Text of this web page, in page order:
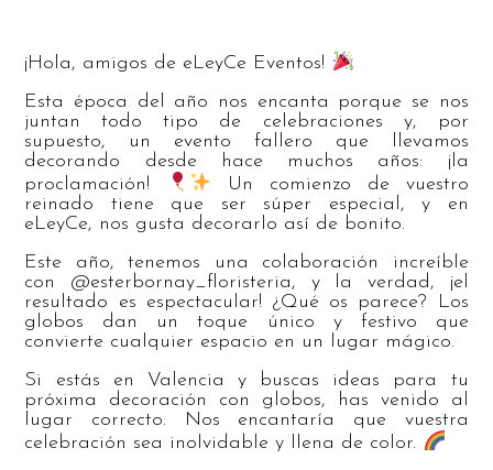
¡Hola, amigos de eLeyCe Eventos!
Esta época del año nos encanta porque se nos
juntan todo tipo de celebraciones y, por
supuesto, un evento fallero que llevamos
decorando desde hace muchos años: ¡la
proclamación!
Un comienzo de vuestro
reinado tiene que ser súper especial, y en
eLeyCe, nos gusta decorarlo así de bonito.
Este año, tenemos una colaboración increíble
con @esterbornay_floristeria, y la verdad, ¡el
resultado es espectacular! ¿Qué os parece? Los
globos dan un toque único y festivo que
convierte cualquier espacio en un lugar mágico.
Si estás en Valencia y buscas ideas para tu
próxima decoración con globos, has venido al
lugar correcto. Nos encantaría que vuestra
celebración sea inolvidable y llena de color.